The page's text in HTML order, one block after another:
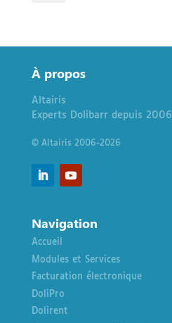
Àpropos
Altairis
Experts Dolibarr depuis 2006
© Altairis 2006-2026
Navigation
Accueil
Modules et Services
Facturation électronique
DoliPro
Dolirent